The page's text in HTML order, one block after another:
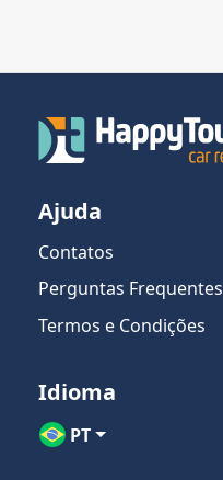
Ajuda
Contatos
Perguntas Frequentes
Termos e Condições
Idioma
PT